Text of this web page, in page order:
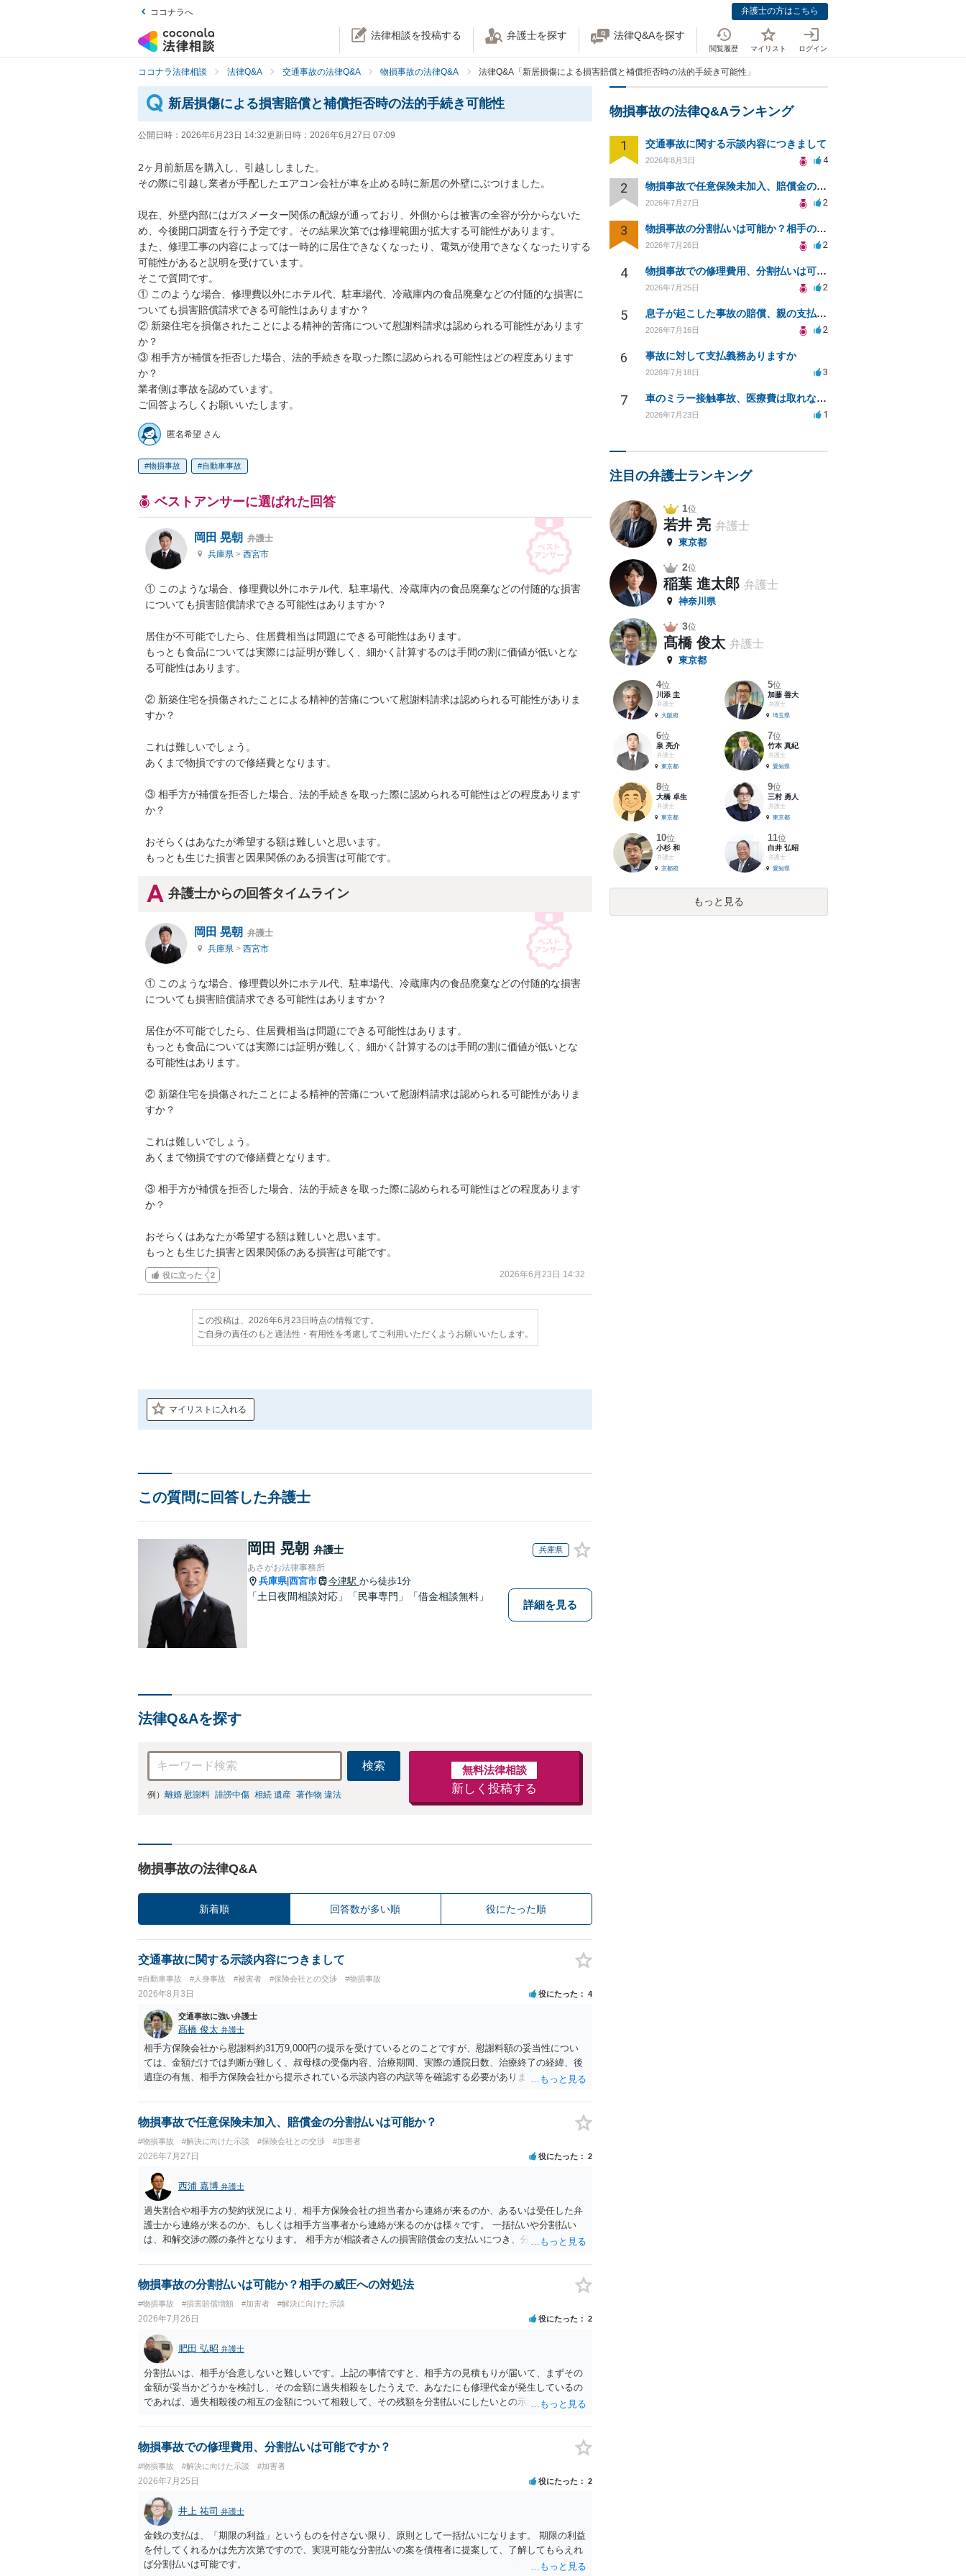
ココナラへ 弁護士の方はこちら
法律相談を投稿する 弁護士を探す 法律Q&Aを探す
閲覧履歴 マイリスト ログイン
ココナラ法律相談 法律Q&A 交通事故の法律Q&A 物損事故の法律Q&A 法律Q&A「新居損傷による損害賠償と補償拒否時の法的手続き可能性」
新居損傷による損害賠償と補償拒否時の法的手続き可能性
公開日時： 2026年6月23日 14:32更新日時： 2026年6月27日 07:09
2ヶ月前新居を購入し、引越ししました。
その際に引越し業者が手配したエアコン会社が車を止める時に新居の外壁にぶつけました。
現在、外壁内部にはガスメーター関係の配線が通っており、外側からは被害の全容が分からないた
め、今後開口調査を行う予定です。その結果次第では修理範囲が拡大する可能性があります。
また、修理工事の内容によっては一時的に居住できなくなったり、電気が使用できなくなったりする
可能性があると説明を受けています。
そこで質問です。
① このような場合、修理費以外にホテル代、駐車場代、冷蔵庫内の食品廃棄などの付随的な損害に
ついても損害賠償請求できる可能性はありますか？
② 新築住宅を損傷されたことによる精神的苦痛について慰謝料請求は認められる可能性があります
か？
③ 相手方が補償を拒否した場合、法的手続きを取った際に認められる可能性はどの程度あります
か？
業者側は事故を認めています。
ご回答よろしくお願いいたします。
匿名希望 さん
物損事故 自動車事故
ベストアンサーに選ばれた回答
岡田 晃朝 弁護士
兵庫県 > 西宮市
① このような場合、修理費以外にホテル代、駐車場代、冷蔵庫内の食品廃棄などの付随的な損害
についても損害賠償請求できる可能性はありますか？
居住が不可能でしたら、住居費相当は問題にできる可能性はあります。
もっとも食品については実際には証明が難しく、細かく計算するのは手間の割に価値が低いとな
る可能性はあります。
② 新築住宅を損傷されたことによる精神的苦痛について慰謝料請求は認められる可能性がありま
すか？
これは難しいでしょう。
あくまで物損ですので修繕費となります。
③ 相手方が補償を拒否した場合、法的手続きを取った際に認められる可能性はどの程度あります
か？
おそらくはあなたが希望する額は難しいと思います。
もっとも生じた損害と因果関係のある損害は可能です。
弁護士からの回答タイムライン
岡田 晃朝 弁護士
兵庫県 > 西宮市
① このような場合、修理費以外にホテル代、駐車場代、冷蔵庫内の食品廃棄などの付随的な損害
についても損害賠償請求できる可能性はありますか？
居住が不可能でしたら、住居費相当は問題にできる可能性はあります。
もっとも食品については実際には証明が難しく、細かく計算するのは手間の割に価値が低いとな
る可能性はあります。
② 新築住宅を損傷されたことによる精神的苦痛について慰謝料請求は認められる可能性がありま
すか？
これは難しいでしょう。
あくまで物損ですので修繕費となります。
③ 相手方が補償を拒否した場合、法的手続きを取った際に認められる可能性はどの程度あります
か？
おそらくはあなたが希望する額は難しいと思います。
もっとも生じた損害と因果関係のある損害は可能です。
役に立った 2 2026年6月23日 14:32
この投稿は、2026年6月23日時点の情報です。
ご自身の責任のもと適法性・有用性を考慮してご利用いただくようお願いいたします。
マイリストに入れる
この質問に回答した弁護士
岡田 晃朝 弁護士 兵庫県
あさがお法律事務所
兵庫県|西宮市 今津駅 から徒歩1分
「土日夜間相談対応」「民事専門」「借金相談無料」
詳細を見る
法律Q&Aを探す
検索
例） 離婚 慰謝料 誹謗中傷 相続 遺産 著作物 違法
無料法律相談
新しく投稿する
物損事故の法律Q&A
新着順 回答数が多い順 役にたった順
交通事故に関する示談内容につきまして
#自動車事故 #人身事故 #被害者 #保険会社との交渉 #物損事故
2026年8月3日 役にたった 4
交通事故に強い弁護士
髙橋 俊太 弁護士
相手方保険会社から慰謝料約31万9,000円の提示を受けているとのことですが、慰謝料額の妥当性につい
ては、金額だけでは判断が難しく、叔母様の受傷内容、治療期間、実際の通院日数、治療終了の経緯、後
遺症の有無、相手方保険会社から提示されている示談内容の内訳等を確認する必要があります。保険会社
で、以下の資料・情報を準備した上で、弁護士に個別に相談することをお勧めいたします。 ・相手方保険
会社から届いている示談金額の提示書類 ・叔母様の診断名、けがの内容 ・治療開始日及び治療終了日 ・
今回の事故で利用できる弁護士費用特約が付帯しているか なお、被害者は叔母様ご本人となりますので、
弁護士が受任する場合には、叔母様ご本人の依頼意思等を確認する必要があります。日本語での十分な意
思疎通が難しいとのことですので、そのあたりのご事情も踏まえて、依頼意思の確認方法等を検討する必
要があると思われます。
物損事故で任意保険未加入、賠償金の分割払いは可能か？
#物損事故 #解決に向けた示談 #保険会社との交渉 #加害者
2026年7月27日 役にたった 2
西浦 嘉博 弁護士
過失割合や相手方の契約状況により、相手方保険会社の担当者から連絡が来るのか、あるいは受任した弁
護士から連絡が来るのか、もしくは相手方当事者から連絡が来るのかは様々です。 一括払いや分割払い
は、和解交渉の際の条件となります。 相手方が相談者さんの損害賠償金の支払いにつき、分割払いに合意
に、交渉の方向性につき、最寄りの法律事務所で相談だけでもされることも検討ください。
物損事故の分割払いは可能か？相手の威圧への対処法
#物損事故 #損害賠償増額 #加害者 #解決に向けた示談
2026年7月26日 役にたった 2
肥田 弘昭 弁護士
分割払いは、相手が合意しないと難しいです。上記の事情ですと、相手方の見積もりが届いて、まずその
金額が妥当かどうかを検討し、その金額に過失相殺をしたうえで、あなたにも修理代金が発生しているの
であれば、過失相殺後の相互の金額について相殺して、その残額を分割払いにしたいとの示談案を提案す
ご参考にしてください。
物損事故での修理費用、分割払いは可能ですか？
#物損事故 #解決に向けた示談 #加害者
2026年7月25日 役にたった 2
井上 祐司 弁護士
金銭の支払は、「期限の利益」というものを付さない限り、原則として一括払いになります。 期限の利益
を付してくれるかは先方次第ですので、実現可能な分割払いの案を債権者に提案して、了解してもらえれ
ば分割払いは可能です。
物損事故の法律Q&Aランキング
1 交通事故に関する示談内容につきまして
2026年8月3日 4
2 物損事故で任意保険未加入、賠償金の分割払いは可能か？
2026年7月27日 2
3 物損事故の分割払いは可能か？相手の威圧への対処法
2026年7月26日 2
4 物損事故での修理費用、分割払いは可能ですか？
2026年7月25日 2
5 息子が起こした事故の賠償、親の支払義務と対策は？
2026年7月16日 2
6 事故に対して支払義務ありますか
2026年7月18日 3
7 車のミラー接触事故、医療費は取れないのでしょうか？
2026年7月23日 1
注目の弁護士ランキング
1位
若井 亮 弁護士
東京都
2位
稲葉 進太郎 弁護士
神奈川県
3位
髙橋 俊太 弁護士
東京都
4位
川添 圭
弁護士
大阪府
5位
加藤 善大
弁護士
埼玉県
6位
泉 亮介
弁護士
東京都
7位
竹本 真紀
弁護士
愛知県
8位
大橋 卓生
弁護士
東京都
9位
三村 勇人
弁護士
東京都
10位
小杉 和
弁護士
京都府
11位
白井 弘昭
弁護士
愛知県
もっと見る